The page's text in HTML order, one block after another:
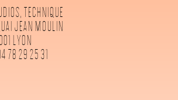
TECHNIQUE
JEAN MOULIN
LYON
78 29 25 31